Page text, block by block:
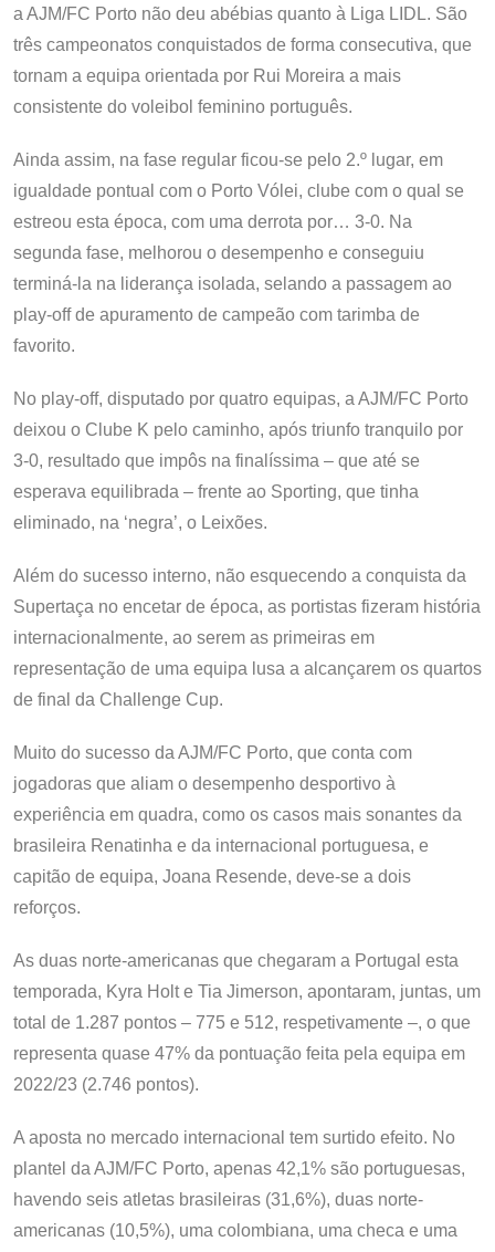
a AJM/FC Porto não deu abébias quanto à Liga LIDL. São
três campeonatos conquistados de forma consecutiva, que
tornam a equipa orientada por Rui Moreira a mais
consistente do voleibol feminino português.
Ainda assim, na fase regular ficou-se pelo 2.º lugar, em
igualdade pontual com o Porto Vólei, clube com o qual se
estreou esta época, com uma derrota por… 3-0. Na
segunda fase, melhorou o desempenho e conseguiu
terminá-la na liderança isolada, selando a passagem ao
play-off de apuramento de campeão com tarimba de
favorito.
No play-off, disputado por quatro equipas, a AJM/FC Porto
deixou o Clube K pelo caminho, após triunfo tranquilo por
3-0, resultado que impôs na finalíssima – que até se
esperava equilibrada – frente ao Sporting, que tinha
eliminado, na ‘negra’, o Leixões.
Além do sucesso interno, não esquecendo a conquista da
Supertaça no encetar de época, as portistas fizeram história
internacionalmente, ao serem as primeiras em
representação de uma equipa lusa a alcançarem os quartos
de final da Challenge Cup.
Muito do sucesso da AJM/FC Porto, que conta com
jogadoras que aliam o desempenho desportivo à
experiência em quadra, como os casos mais sonantes da
brasileira Renatinha e da internacional portuguesa, e
capitão de equipa, Joana Resende, deve-se a dois
reforços.
As duas norte-americanas que chegaram a Portugal esta
temporada, Kyra Holt e Tia Jimerson, apontaram, juntas, um
total de 1.287 pontos – 775 e 512, respetivamente –, o que
representa quase 47% da pontuação feita pela equipa em
2022/23 (2.746 pontos).
A aposta no mercado internacional tem surtido efeito. No
plantel da AJM/FC Porto, apenas 42,1% são portuguesas,
havendo seis atletas brasileiras (31,6%), duas norte-
americanas (10,5%), uma colombiana, uma checa e uma